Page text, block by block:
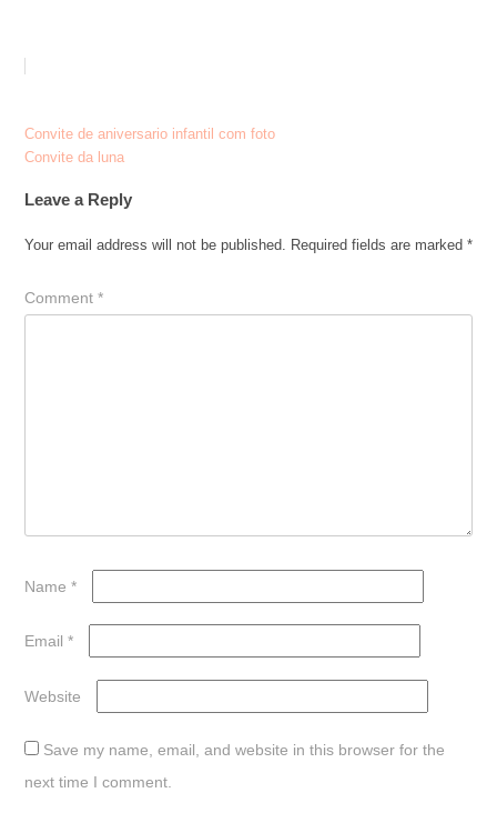
Post
Convite de aniversario infantil com foto
Convite da luna
Leave a Reply
Your email address will not be published. Required fields are marked *
Comment *
Name *
Email *
Website
Save my name, email, and website in this browser for the
next time I comment.